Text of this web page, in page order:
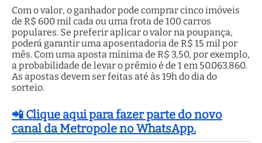
Com o valor, o ganhador pode comprar cinco imóveis
de R$ 600 mil cada ou uma frota de 100 carros
populares. Se preferir aplicar o valor na poupança,
poderá garantir uma aposentadoria de R$ 15 mil por
mês. Com uma aposta mínima de R$ 3,50, por exemplo,
a probabilidade de levar o prêmio é de 1 em 50.063.860.
As apostas devem ser feitas até às 19h do dia do
sorteio.
📲 Clique aqui para fazer parte do novo
canal da Metropole no WhatsApp.